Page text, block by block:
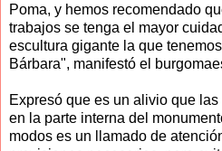
Poma, y hemos recomendado
trabajos se tenga el mayor
escultura gigante la que
Bárbara", manifestó el
Expresó que es un alivio que
en la parte interna del
modos es un llamado de